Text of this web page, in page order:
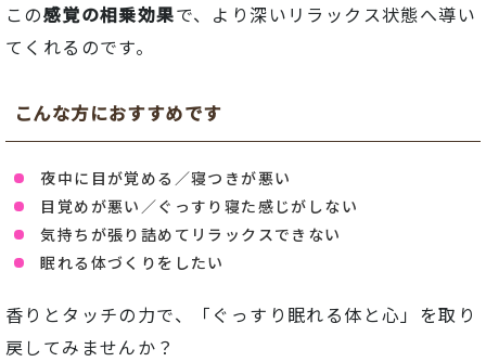
この感覚の相乗効果で、 より 深い リラックス状態へ導い
て くれる のです。
こんな方におすすめです
夜中に 目が覚める／寝つきが悪い
目覚めが悪い／ぐっすり寝た感じがしない
気持ち が張り 詰め て リラックスでき ない
眠れる 体づくり を したい
香り と タッチの力で、「ぐっすり眠れる体と心」 を取り
戻し てみ ませんか？